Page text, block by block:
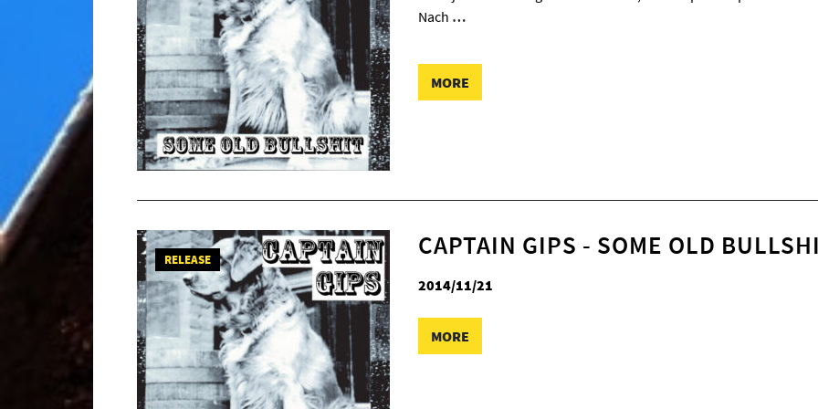
Nach …
MORE
RELEASE CAPTAIN GIPS - SOME OLD
2014/11/21
MORE